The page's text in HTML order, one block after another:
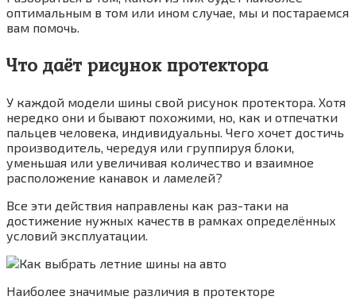
оптимальным в том или ином случае, мы и постараемся
вам помочь.
Что даёт рисунок протектора
У каждой модели шины свой рисунок протектора. Хотя
нередко они и бывают похожими, но, как и отпечатки
пальцев человека, индивидуальны. Чего хочет достичь
производитель, чередуя или группируя блоки,
уменьшая или увеличивая количество и взаимное
расположение канавок и ламелей?
Все эти действия направлены как раз-таки на
достижение нужных качеств в рамках определённых
условий эксплуатации.
Наиболее значимые различия в протекторе